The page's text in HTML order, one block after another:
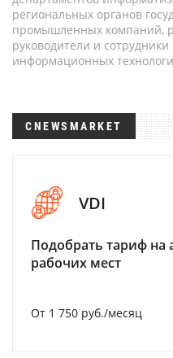
региональных органов
промышленных компаний,
руководители и
информационных
CNEWSMARKET
VDI
Подобрать тариф на
рабочих мест
От 1 750 руб./месяц